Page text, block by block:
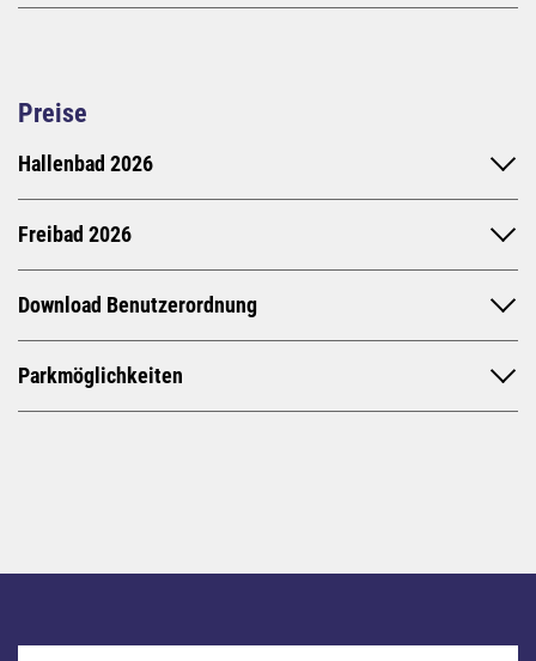
Preise
Hallenbad 2026
Freibad 2026
Download Benutzerordnung
Parkmöglichkeiten